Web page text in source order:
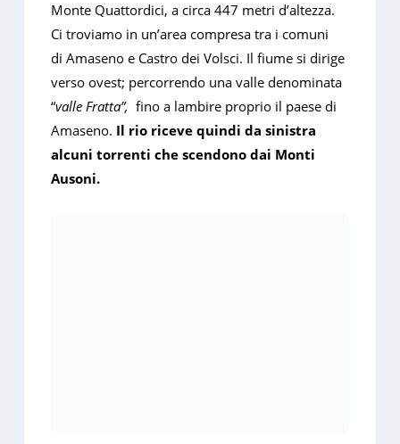
Monte Quattordici, a circa 447 metri d’altezza.
Ci troviamo in un’area compresa tra i comuni
di Amaseno e Castro dei Volsci. Il fiume si dirige
verso ovest; percorrendo una valle denominata
“valle Fratta”, fino a lambire proprio il paese di
Amaseno. Il rio riceve quindi da sinistra
alcuni torrenti che scendono dai Monti
Ausoni.